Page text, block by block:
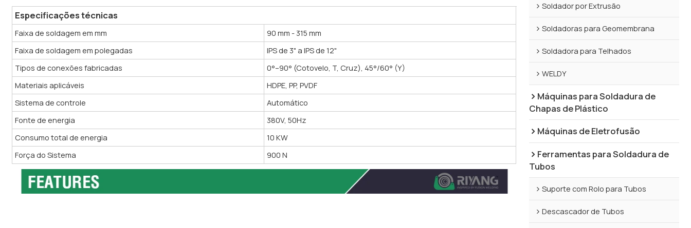
Especificações técnicas
Faixa de soldagem em mm
90 mm - 315 mm
Faixa de soldagem em polegadas
IPS de 3" a IPS de 12"
Tipos de conexões fabricadas
0°–90° (Cotovelo, T, Cruz), 45°/60° (Y)
Materiais aplicáveis
HDPE, PP, PVDF
Sistema de controle
Automático
Fonte de energia
380V, 50Hz
Consumo total de energia
10 KW
Força do Sistema
900 N
Soldador por Extrusão
Soldadoras para Geomembrana
Soldadora para Telhados
WELDY
Máquinas para Soldadura de
Chapas de Plástico
Máquinas de Eletrofusão
Ferramentas para Soldadura de
Tubos
Suporte com Rolo para Tubos
Descascador de Tubos